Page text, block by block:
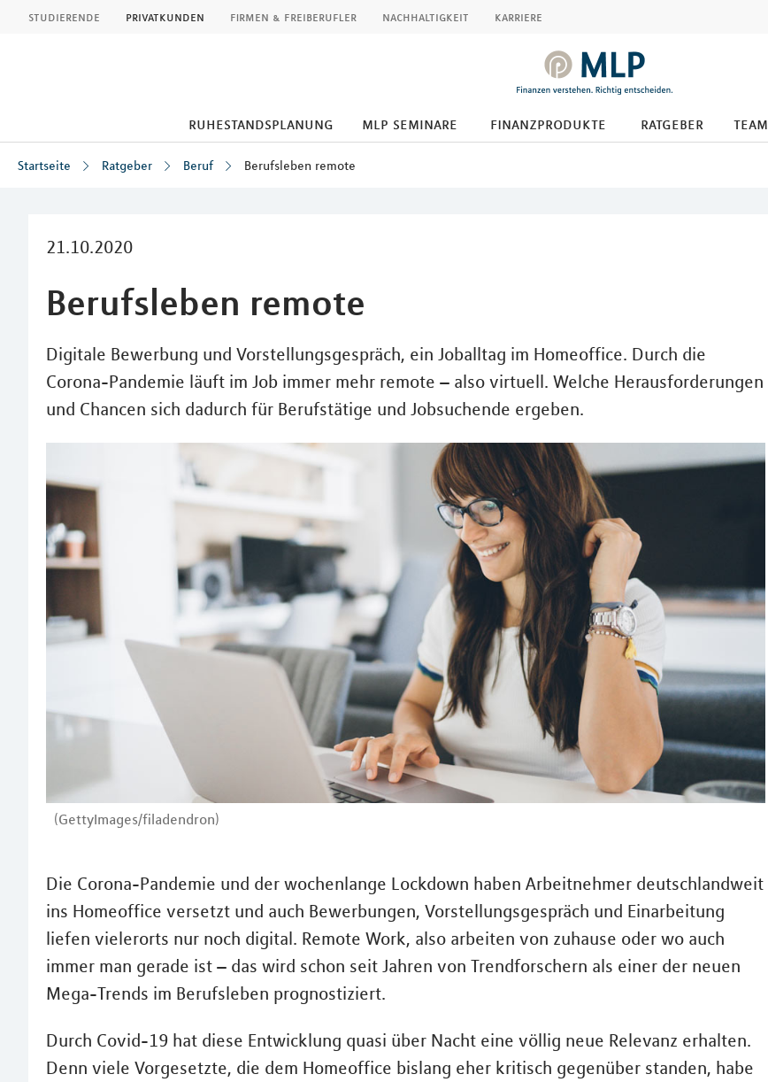
studierende privatkunden firmen & freiberufler nachhaltigkeit karriere
ruhestandsplanung mlp seminare finanzprodukte ratgeber team
Startseite Ratgeber Beruf Berufsleben remote
21.10.2020
Berufsleben remote
Digitale Bewerbung und Vorstellungsgespräch, ein Joballtag im Homeoffice. Durch die
Corona-Pandemie läuft im Job immer mehr remote – also virtuell. Welche Herausforderungen
und Chancen sich dadurch für Berufstätige und Jobsuchende ergeben.
(GettyImages/filadendron)
Die Corona-Pandemie und der wochenlange Lockdown haben Arbeitnehmer deutschlandweit
ins Homeoffice versetzt und auch Bewerbungen, Vorstellungsgespräch und Einarbeitung
liefen vielerorts nur noch digital. Remote Work, also arbeiten von zuhause oder wo auch
immer man gerade ist – das wird schon seit Jahren von Trendforschern als einer der neuen
Mega-Trends im Berufsleben prognostiziert.
Durch Covid-19 hat diese Entwicklung quasi über Nacht eine völlig neue Relevanz erhalten.
Denn viele Vorgesetzte, die dem Homeoffice bislang eher kritisch gegenüber standen, habe